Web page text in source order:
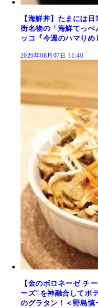
【海鮮丼】たまには
街名物の「海鮮てっぺ
ッコ『今週のハマりめ
2026年08月07日 11:40
【金のボロネーゼ チ
ーズ"を神融合してポ
のグラタン！＜野島慎